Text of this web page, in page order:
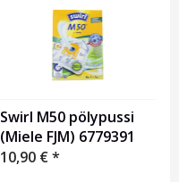
Swirl M50 pölypussi
(Miele FJM) 6779391
10,90 €*